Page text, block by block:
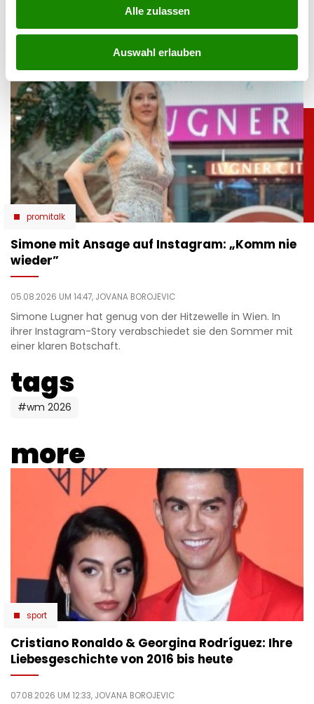
Alle zulassen
Auswahl erlauben
roten Bikini zeigt die Ski-Legende ihre Traumfigur und
genießt entspannte Stunden am Meer.
promitalk
Simone mit Ansage auf Instagram: „Komm nie
wieder”
05.08.2026 UM 14:47, JOVANA BOROJEVIC
Simone Lugner hat genug von der Hitzewelle in Wien. In
ihrer Instagram-Story verabschiedet sie den Sommer mit
einer klaren Botschaft.
tags
#wm 2026
more
sport
Cristiano Ronaldo & Georgina Rodríguez: Ihre
Liebesgeschichte von 2016 bis heute
07.08.2026 UM 12:33, JOVANA BOROJEVIC